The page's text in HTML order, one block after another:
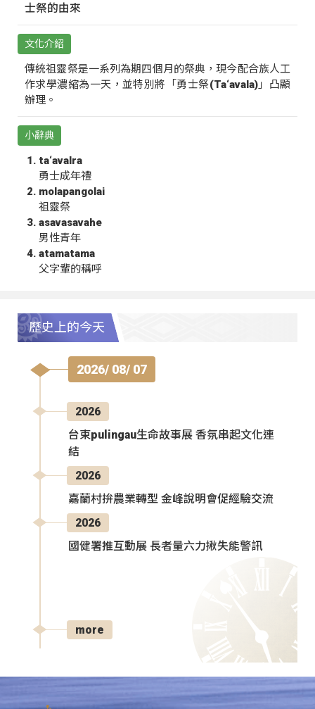
士祭的由來
文化介紹
傳統祖靈祭是一系列為期四個月的祭典，現今配合族人工
作求學濃縮為一天，並特別將「勇士祭(Ta‘avala)」凸顯
辦理。
小辭典
ta‘avalra
勇士成年禮
molapangolai
祖靈祭
asavasavahe
男性青年
atamatama
父字輩的稱呼
歷史上的今天
2026/ 08/ 07
2026
台東pulingau生命故事展 香氛串起文化連
結
2026
嘉蘭村拚農業轉型 金峰說明會促經驗交流
2026
國健署推互動展 長者量六力揪失能警訊
more